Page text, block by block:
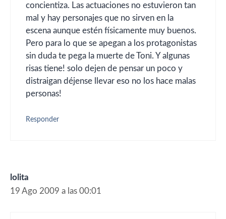
concientiza. Las actuaciones no estuvieron tan
mal y hay personajes que no sirven en la
escena aunque estén físicamente muy buenos.
Pero para lo que se apegan a los protagonistas
sin duda te pega la muerte de Toni. Y algunas
risas tiene! solo dejen de pensar un poco y
distraigan déjense llevar eso no los hace malas
personas!
Responder
lolita
19 Ago 2009 a las 00:01